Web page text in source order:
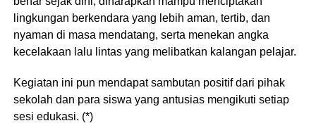
lingkungan berkendara yang lebih aman, tertib, dan
nyaman di masa mendatang, serta menekan angka
kecelakaan lalu lintas yang melibatkan kalangan pelajar.
Kegiatan ini pun mendapat sambutan positif dari pihak
sekolah dan para siswa yang antusias mengikuti setiap
sesi edukasi. (*)